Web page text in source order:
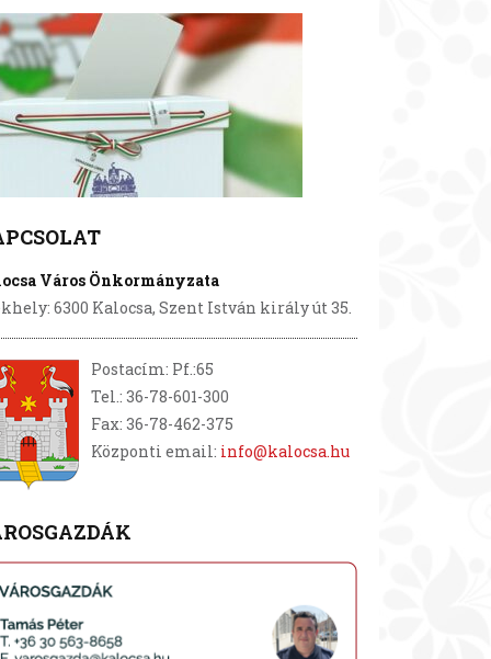
Város Önkormányzata
6300 Kalocsa, Szent István király út 35.
Postacím: Pf.:65
Tel.: 36-78-601-300
Fax: 36-78-462-375
Központi email: info@kalocsa.hu